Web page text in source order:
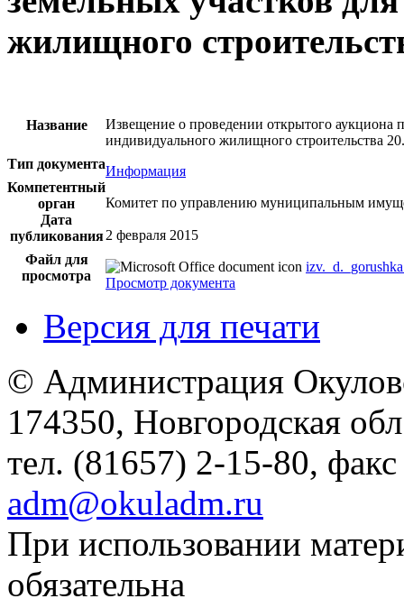
жилищного
Название
Извещение о проведении открытого аукциона
индивидуального жилищного строительства
Тип документаИнформация
Компетентный
орган
Комитет по управлению муниципальным
Дата
публикования 2 февраля 2015
Файл для
просмотра
Просмотр документа
Версия для печати
© Администрация
174350, Новгородская
тел. (81657) 2-15-80,
adm@okuladm.ru
При использовании
обязательна